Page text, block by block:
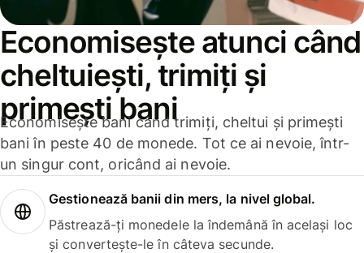
Economisește atunci când
cheltuiești, trimiți și
primești bani
Economisește bani când trimiți, cheltui și primești
bani în peste 40 de monede. Tot ce ai nevoie, într-
un singur cont, oricând ai nevoie.
Gestionează banii din mers, la nivel global.
Păstrează-ți monedele la îndemână în același loc
și convertește-le în câteva secunde.